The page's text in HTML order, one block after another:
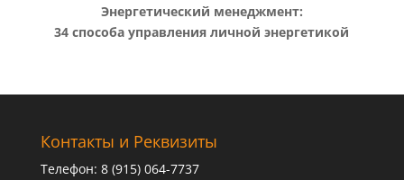
Энергетический менеджмент:
34 способа управления личной энергетикой
Контакты и Реквизиты
Телефон: 8 (915) 064-7737